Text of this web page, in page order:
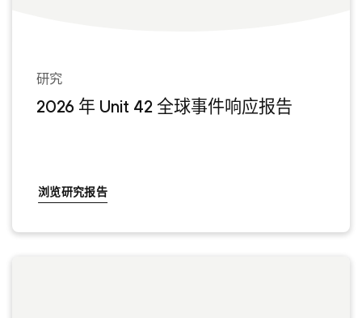
研究
2026 年 Unit 42 全球事件响应报告
浏览研究报告